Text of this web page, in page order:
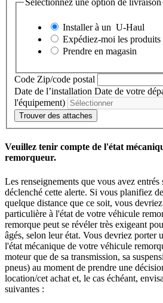
Sélectionnez une option de livraison
Installer à un U-Haul
Expédiez-moi les produits
Prendre en magasin
Code Zip/code postal
Date de l’installation Date de votre
l'équipement)
Trouver des attaches
Veuillez tenir compte de l'état
remorqueur.
Les renseignements que vous avez
déclenché cette alerte. Si vous planifiez
quelque distance que ce soit, vous
particulière à l'état de votre véhicule
remorque peut se révéler très exigeant
âgés, selon leur état. Vous devriez porter
l'état mécanique de votre véhicule
moteur que de sa transmission, sa
pneus) au moment de prendre une
location/cet achat et, le cas échéant,
suivantes :